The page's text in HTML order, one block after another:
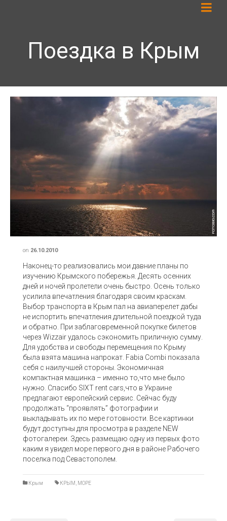
Поездка в Крым
on 26.10.2010
Наконец-то реализовались мои давние планы по
изучению Крымского побережья. Десять осенних
дней и ночей пролетели очень быстро. Осень только
усилила впечатления благодаря своим краскам.
Выбор транспорта в Крым пал на авиаперелет дабы
не испортить впечатления длительной поездкой туда
и обратно. При заблаговременной покупке билетов
через Wizzair удалось сэкономить приличную сумму.
Для удобства и свободы перемещения по Крыму
была взята машина напрокат. Fabia Combi показала
себя с наилучшей стороны. Экономичная
компактная машинка – именно то,что мне было
нужно. Спасибо SIXT rent cars,что в Украине
предлагают европейский сервис. Сейчас буду
продолжать “проявлять” фотографии и
выкладывать их по мере готовности. Все картинки
будут доступны для просмотра в разделе NEW
фотогалереи. Здесь размещаю одну из первых фото
каким я увидел море первого дня в районе Рабочего
поселка под Севастополем.
Крым КРЫМ МОРЕ